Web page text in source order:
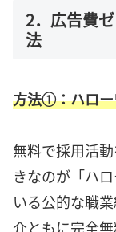
2．広告費
法
方法①：ハロー
無料で採用活
きなのが「ハ
いる公的な職
介ともに完全